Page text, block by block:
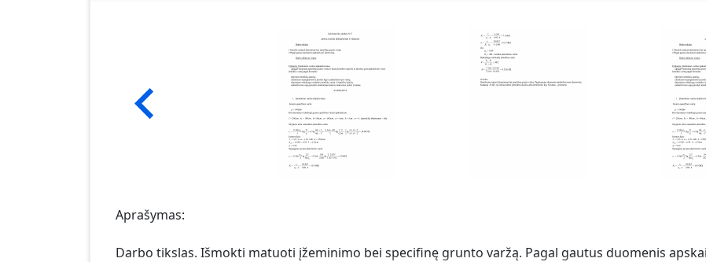
Aprašymas:
Darbo tikslas. Išmokti matuoti įžeminimo bei specifinę grunto varžą. Pagal gautus duomenis